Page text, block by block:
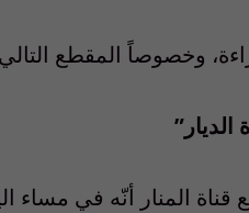
وخصوصاً المقطع
المنار أنّه في مساء